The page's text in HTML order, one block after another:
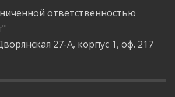
ответственностью
27-А, корпус 1, оф. 217